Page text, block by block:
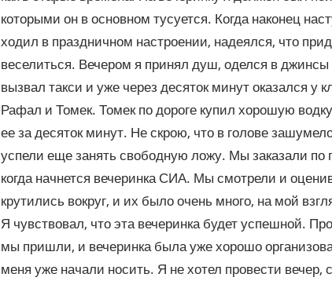
которыми он в основном тусуется. Когда наконец
ходил в праздничном настроении, надеялся, что
веселиться. Вечером я принял душ, оделся в
вызвал такси и уже через десяток минут оказался у
Рафал и Томек. Томек по дороге купил хорошую
ее за десяток минут. Не скрою, что в голове
успели еще занять свободную ложу. Мы заказали
когда начнется вечеринка СИА. Мы смотрели и
крутились вокруг, и их было очень много, на мой
Я чувствовал, что эта вечеринка будет успешной.
мы пришли, и вечеринка была уже хорошо
меня уже начали носить. Я не хотел провести вечер,